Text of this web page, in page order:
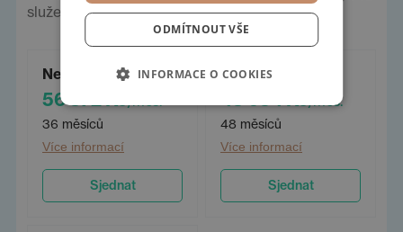
služeb a pojištění.
Neomezený 36
56 872 Kč
36 měsíců
Více informací
Sjednat
Neomezený 48
/měs.
48 měsíců
Více informací
Sjednat
ODMÍTNOUT VŠE
INFORMACE O COOKIES